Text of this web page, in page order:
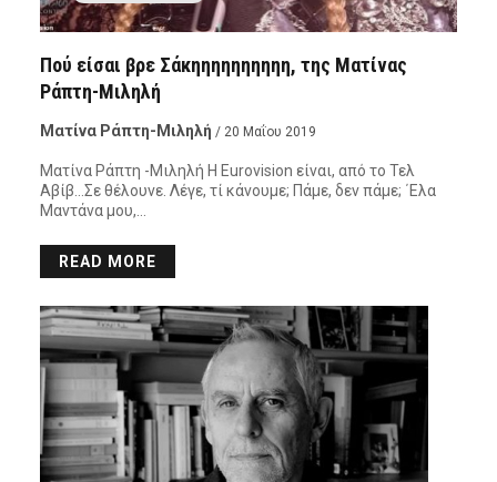
Πού είσαι βρε Σάκηηηηηηηηηη, της Ματίνας
Ράπτη-Μιληλή
Ματίνα Ράπτη-Μιληλή / 20 Μαΐου 2019
Ματίνα Ράπτη -Μιληλή Η Εurovision είναι, από το Τελ
Αβίβ…Σε θέλουνε. Λέγε, τί κάνουμε; Πάμε, δεν πάμε; ΄Ελα
Μαντάνα μου,…
READ MORE